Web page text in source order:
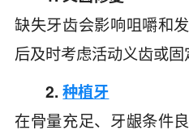
缺失牙齿会影响咀嚼和
后及时考虑活动义齿或固
2.种植牙
在骨量充足、牙龈条件